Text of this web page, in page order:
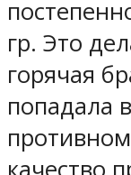
гр. Это
горячая
попадала